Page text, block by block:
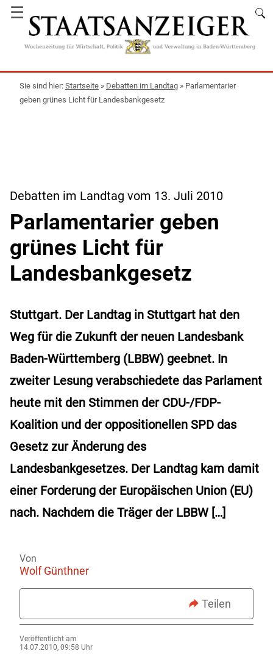
☰
Startseite » Debatten im Landtag » Parlamentarier
geben grünes Licht für Landesbankgesetz
Debatten im Landtag vom 13. Juli 2010
Parlamentarier geben
grünes Licht für
Landesbankgesetz
Stuttgart. Der Landtag in Stuttgart hat den
Weg für die Zukunft der neuen Landesbank
Baden-Württemberg (LBBW) geebnet. In
zweiter Lesung verabschiedete das Parlament
heute mit den Stimmen der CDU-/FDP-
Koalition und der oppositionellen SPD das
Gesetz zur Änderung des
Landesbankgesetzes. Der Landtag kam damit
einer Forderung der Europäischen Union (EU)
nach. Nachdem die Träger der LBBW […]
Von
Wolf Günthner
Teilen
Veröffentlicht am
14.07.2010, 09:58 Uhr